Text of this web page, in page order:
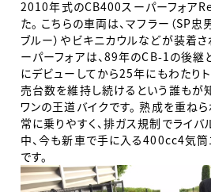
2010年式のCB400スーパーフォア
た。 こちらの車両は、マフラー（SP
ブルー）やビキニカウルなどが装着
ーパーフォアは、89年のCB-1の後
にデビューしてから25年にもわたり
売台数を維持し続けるという誰もが
ワンの王道バイクです。 熟成を重ね
常に乗りやすく、排ガス規制でライ
中、今も新車で手に入る400cc4気
です。